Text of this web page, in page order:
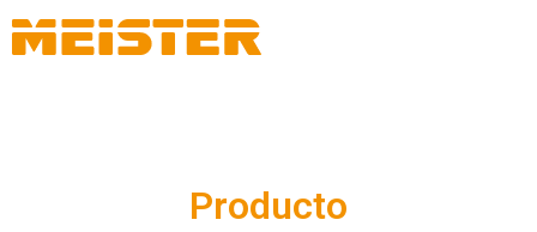
Producto